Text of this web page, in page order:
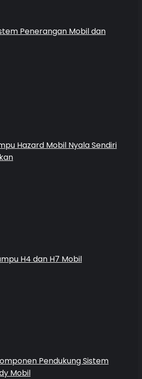
Penerangan Mobil dan
Hazard Mobil Nyala Sendiri
H4 dan H7 Mobil
Pendukung Sistem
Mobil